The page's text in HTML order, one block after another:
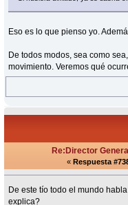
Eso es lo que pienso yo.
De todos modos, sea como
movimiento. Veremos qué
Re:Director
« Respuesta
De este tío todo el mundo
explica?